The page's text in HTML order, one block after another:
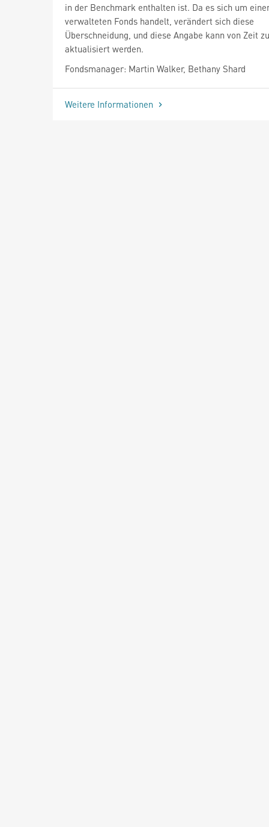
in der Benchmark enthalten ist. Da es sich um
verwalteten Fonds handelt, verändert sich diese
Überschneidung, und diese Angabe kann von Zeit
aktualisiert werden.
Fondsmanager: Martin Walker, Bethany Shard
Weitere Informationen